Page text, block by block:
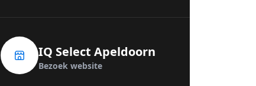
IQ Select Apeldoorn
Bezoek website